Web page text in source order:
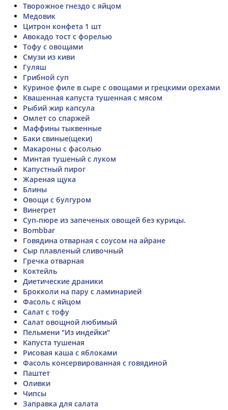
Творожное гнездо с яйцом
Медовик
Цитрон конфета 1 шт
Авокадо тост с форелью
Тофу с овощами
Смузи из киви
Гуляш
Грибной суп
Куриное филе в сыре с овощами и грецкими орехами
Квашенная капуста тушенная с мясом
Рыбий жир капсула
Омлет со спаржей
Маффины тыквенные
Баки свиные(щеки)
Макароны с фасолью
Минтая тушеный с луком
Капустный пирог
Жареная щука
Блины
Овощи с булгуром
Винегрет
Суп-пюре из запеченых овощей без курицы.
Bombbar
Говядина отварная с соусом на айране
Сыр плавленый сливочный
Гречка отварная
Коктейль
Диетические драники
Брокколи на пару с ламинарией
Фасоль с яйцом
Салат с тофу
Салат овощной любимый
Пельмени "Из индейки"
Капуста тушеная
Рисовая каша с яблоками
Фасоль консервированная с говядиной
Паштет
Оливки
Чипсы
Заправка для салата